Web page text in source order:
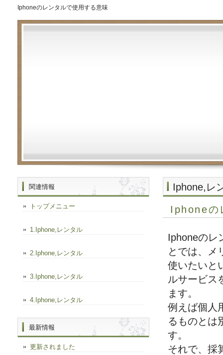
Iphoneのレンタルで使用する意味
Iphone,レ
Iphoneの
Iphoneのレ
とでは、メ
使いたいと
ルサービス
ます。
例えば個人
るものとは
す。
それで、採
関連情報
トップメニュー
1.Iphone,レンタル
2.Iphone,レンタル
3.Iphone,レンタル
4.Iphone,レンタル
最新情報
更新されました